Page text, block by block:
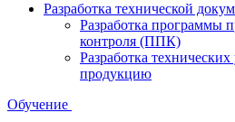
Разработка технической
Разработка программы
контроля (ППК)
Разработка
продукцию
Обучение